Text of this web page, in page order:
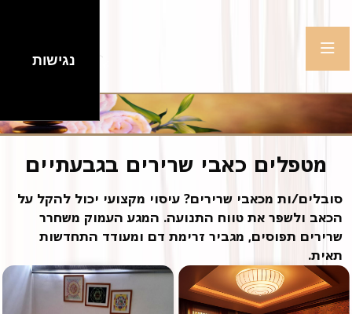
מטפלים כאבי שרירים בגבעתיים
סובלים/ות מכאבי שרירים? עיסוי מקצועי יכול להקל על
הכאב ולשפר את טווח התנועה. המגע העמוק משחרר
שרירים תפוסים, מגביר זרימת דם ומעודד התחדשות
תאית.
נגישות